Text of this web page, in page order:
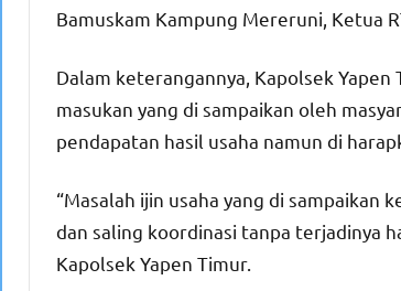
Bamuskam Kampung Mereruni, Ketua
Dalam keterangannya, Kapolsek
masukan yang di sampaikan oleh
pendapatan hasil usaha namun di
“Masalah ijin usaha yang di sampaikan
dan saling koordinasi tanpa terjadinya
Kapolsek Yapen Timur.